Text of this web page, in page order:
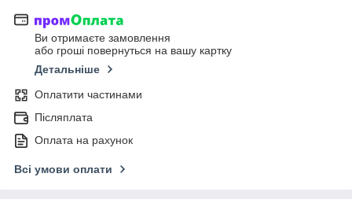
Ви отримаєте замовлення
або гроші повернуться на вашу картку
Детальніше
Оплатити частинами
Післяплата
Оплата на рахунок
Всі умови оплати